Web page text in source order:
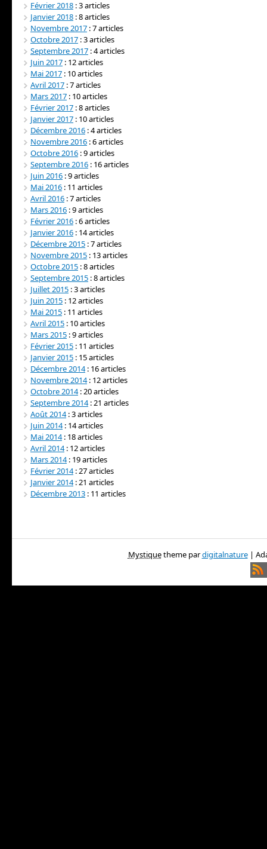
Février 2018 : 3 articles
Janvier 2018 : 8 articles
Novembre 2017 : 7 articles
Octobre 2017 : 3 articles
Septembre 2017 : 4 articles
Juin 2017 : 12 articles
Mai 2017 : 10 articles
Avril 2017 : 7 articles
Mars 2017 : 10 articles
Février 2017 : 8 articles
Janvier 2017 : 10 articles
Décembre 2016 : 4 articles
Novembre 2016 : 6 articles
Octobre 2016 : 9 articles
Septembre 2016 : 16 articles
Juin 2016 : 9 articles
Mai 2016 : 11 articles
Avril 2016 : 7 articles
Mars 2016 : 9 articles
Février 2016 : 6 articles
Janvier 2016 : 14 articles
Décembre 2015 : 7 articles
Novembre 2015 : 13 articles
Octobre 2015 : 8 articles
Septembre 2015 : 8 articles
Juillet 2015 : 3 articles
Juin 2015 : 12 articles
Mai 2015 : 11 articles
Avril 2015 : 10 articles
Mars 2015 : 9 articles
Février 2015 : 11 articles
Janvier 2015 : 15 articles
Décembre 2014: 16 articles
Novembre 2014: 12 articles
Octobre 2014: 20 articles
Septembre 2014: 21 articles
Août 2014: 3 articles
Juin 2014: 14 articles
Mai 2014: 18 articles
Avril 2014: 12 articles
Mars 2014: 19 articles
Février 2014: 27 articles
Janvier 2014: 21 articles
Décembre 2013 : 11 articles
Mystiquetheme pardigitalnature|